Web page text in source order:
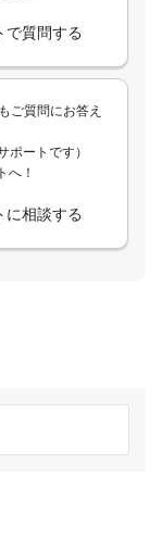
で質問する
ご質問にお答え
ポートです）
へ！
に相談する